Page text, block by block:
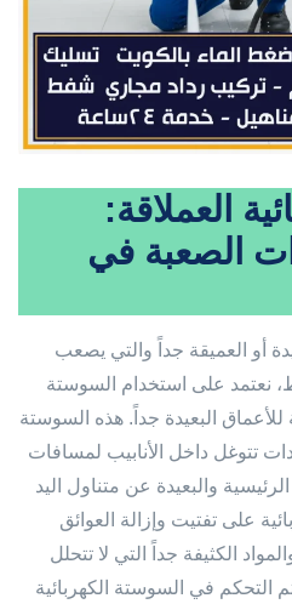
العملاقة:
الصعبة في
أو العميقة جداً والتي يصعب
نعتمد على استخدام السوستة
للأعماق البعيدة جداً. هذه السوستة
تتوغل داخل الأنابيب لمسافات
والبعيدة عن متناول اليد
على تفتيت وإزالة العوائق
الكثيفة جداً التي لا تتحلل
التحكم في السوستة الكهربائية